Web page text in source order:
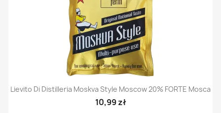
Lievito Di Distilleria Moskva Style Moscow 20% FORTE Mosca
10,99 zł